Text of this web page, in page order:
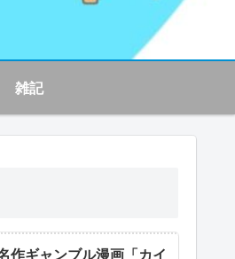
雑記
作ギャンブル漫画「カイ